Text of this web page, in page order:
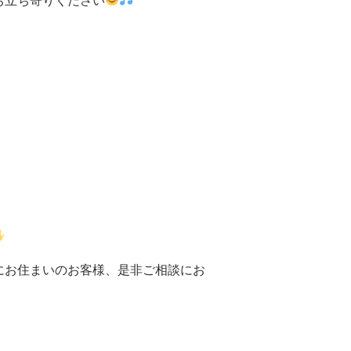
住まいのお客様、是非ご相談にお